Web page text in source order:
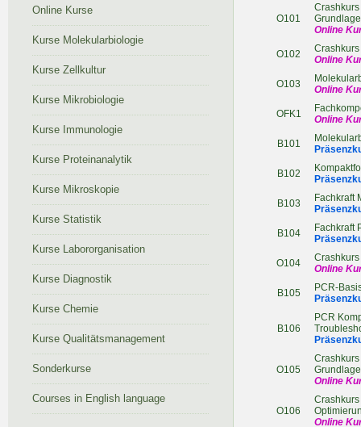
O101
Online
O102
Online
O103
Online
OFK1
Online
B101
B102
B103 Fachkraft
B104
Fachkraft
O104
Online
B105
PCR-
B106
PCR
O105
Online
O106
Online
Online Kurse
Kurse Molekularbiologie
Kurse Zellkultur
Kurse Mikrobiologie
Kurse Immunologie
Kurse Proteinanalytik
Kurse Mikroskopie
Kurse Statistik
Kurse Labororganisation
Kurse Diagnostik
Kurse Chemie
Kurse Qualitätsmanagement
Sonderkurse
Courses in English language